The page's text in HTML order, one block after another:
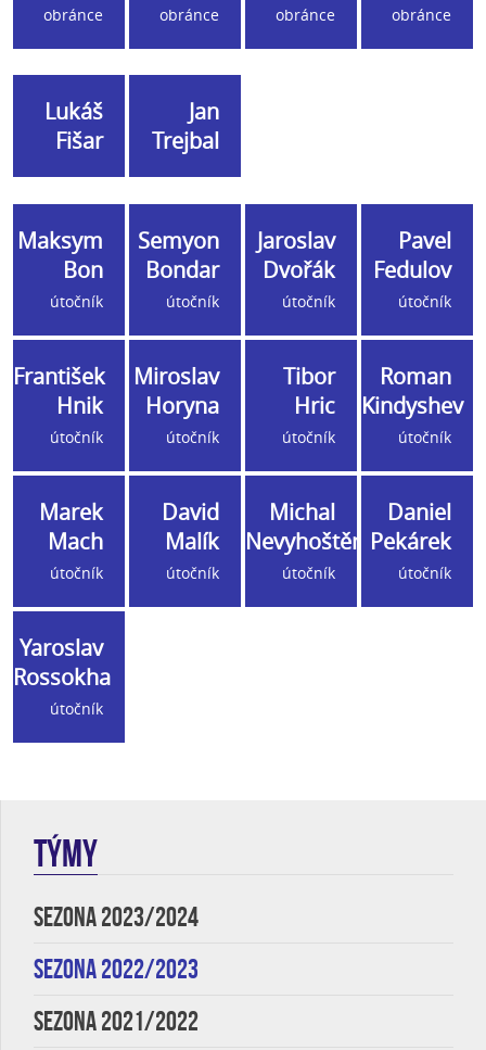
obránce obránce obránce obránce
Lukáš
Fišar
Jan
Trejbal
Maksym
Bon
útočník
Semyon
Bondar
útočník
Jaroslav
Dvořák
útočník
Pavel
Fedulov
útočník
František
Hnik
útočník
Miroslav
Horyna
útočník
Tibor
Hric
útočník
Roman
Kindyshev
útočník
Marek
Mach
útočník
David
Malík
útočník
Michal
Nevyhoštěný
útočník
Daniel
Pekárek
útočník
Yaroslav
Rossokha
útočník
TÝMY
SEZONA 2023/2024
SEZONA 2022/2023
SEZONA 2021/2022